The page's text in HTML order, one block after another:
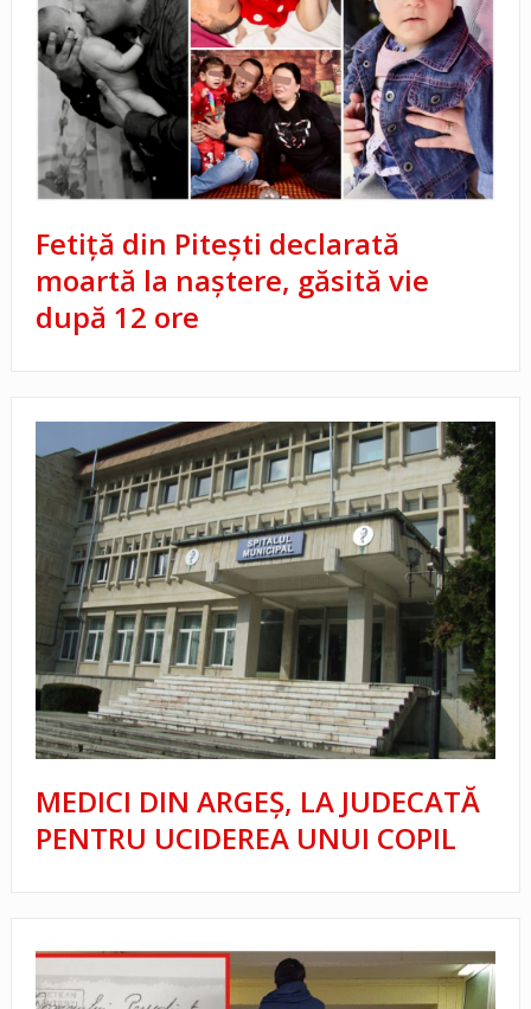
Fetiță din Pitești declarată
moartă la naștere, găsită vie
după 12 ore
MEDICI DIN ARGEŞ, LA JUDECATĂ
PENTRU UCIDEREA UNUI COPIL